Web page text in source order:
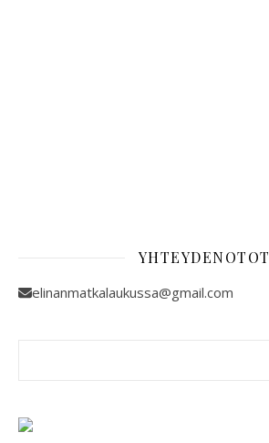
YHTEYDENOTOT
elinanmatkalaukussa@gmail.com